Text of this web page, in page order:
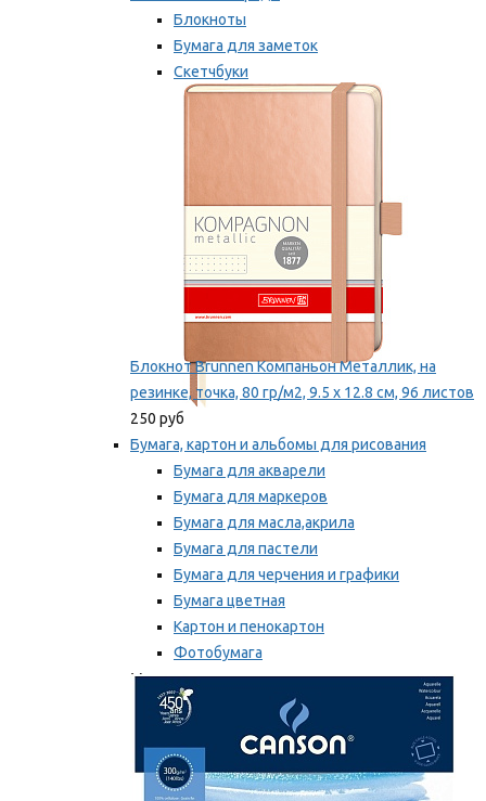
Блокноты
Бумага для заметок
Скетчбуки
Тетради
Блокнот Brunnen Компаньон Металлик, на
резинке, точка, 80 гр/м2, 9.5 х 12.8 см, 96 листов
250 руб
Бумага, картон и альбомы для рисования
Бумага для акварели
Бумага для маркеров
Бумага для масла,акрила
Бумага для пастели
Бумага для черчения и графики
Бумага цветная
Картон и пенокартон
Фотобумага
Мы рекомендуем